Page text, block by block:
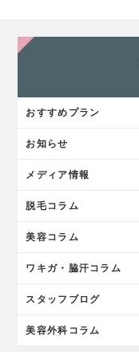
おすすめプラン
お知らせ
メディア情報
脱毛コラム
美容コラム
ワキガ・脇汗コラム
スタッフブログ
美容外科コラム